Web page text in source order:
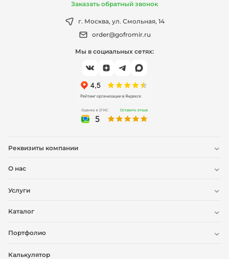
Заказать обратный звонок
г. Москва, ул. Смольная, 14
order@gofromir.ru
Мы в социальных сетях:
Реквизиты компании
О нас
Услуги
Каталог
Портфолио
Калькулятор